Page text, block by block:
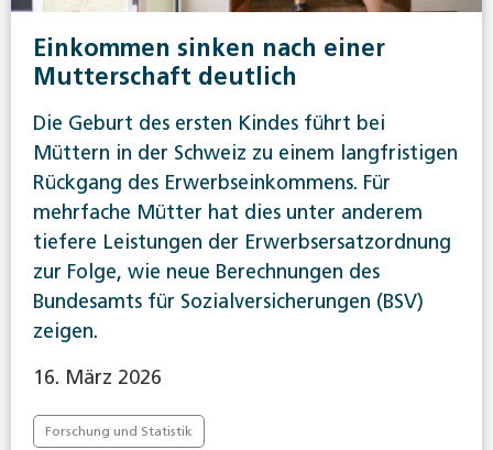
Einkommen sinken nach einer
Mutterschaft deutlich
Die Geburt des ersten Kindes führt bei
Müttern in der Schweiz zu einem langfristigen
Rückgang des Erwerbseinkommens. Für
mehrfache Mütter hat dies unter anderem
tiefere Leistungen der Erwerbsersatzordnung
zur Folge, wie neue Berechnungen des
Bundesamts für Sozialversicherungen (BSV)
zeigen.
16. März 2026
Forschung und Statistik